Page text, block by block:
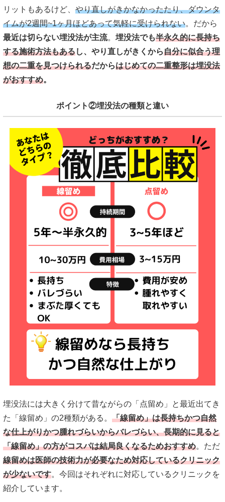
リットもあるけど、 やり直しがきかなかったたり、ダウンタ
イムが2週間~1ヶ月ほどあって気軽に受けられない。だから
最近は切らない埋没法が主流。 埋没法でも半永久的に長持ち
する施術方法もあるし、やり直しがきくから自分に似合う理
想の二重を見つけられるだからはじめての二重整形は埋没法
がおすすめ。
ポイント②埋没法の種類と違い
埋没法には大きく分けて昔ながらの「点留め」と最近出てき
た「線留め」の2種類がある。 「線留め」は長持ちかつ自然
な仕上がりかつ腫れづらいからバレづらい、長期的に見ると
「線留め」の方がコスパは結局良くなるためおすすめ。ただ
線留めは医師の技術力が必要なため対応しているクリニック
が少ないです。今回はそれぞれに対応しているクリニックを
紹介しています。